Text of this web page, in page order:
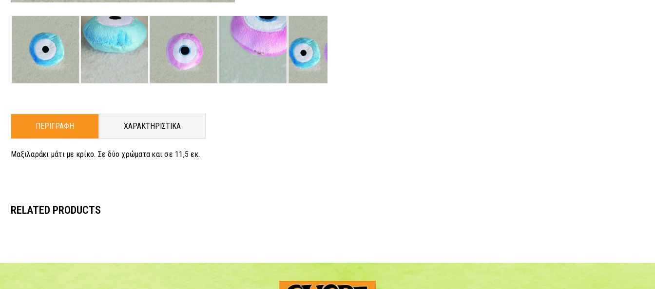
ΠΕΡΙΓΡΑΦΗ ΧΑΡΑΚΤΗΡΙΣΤΙΚΑ
Μαξιλαράκι μάτι με κρίκο. Σε δύο χρώματα και σε 11,5 εκ.
RELATED PRODUCTS